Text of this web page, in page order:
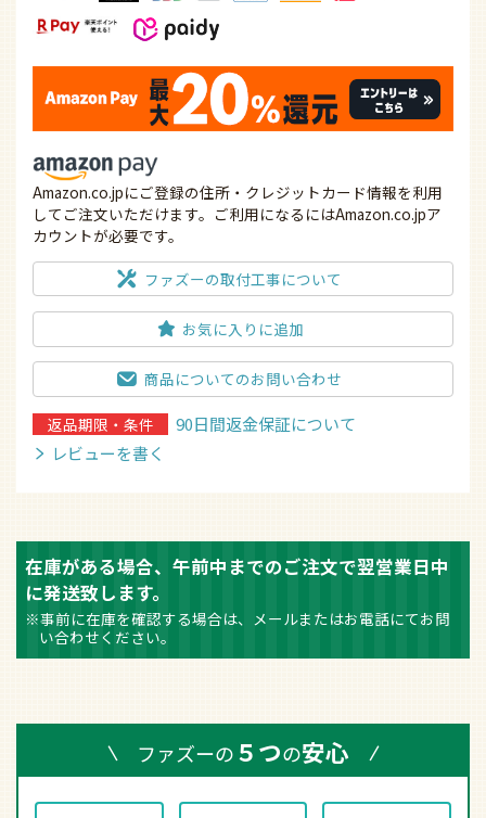
Amazon.co.jpにご登録の住所・クレジットカード情報を利用
してご注文いただけます。ご利用になるにはAmazon.co.jpア
カウントが必要です。
ファズーの取付工事について
お気に入りに追加
商品についてのお問い合わせ
返品期限・条件
90日間返金保証について
レビューを書く
在庫がある場合、午前中までのご注文で翌営業日中
に発送致します。
※事前に在庫を確認する場合は、メールまたはお電話にてお問
い合わせください。
ファズーの５つの安心